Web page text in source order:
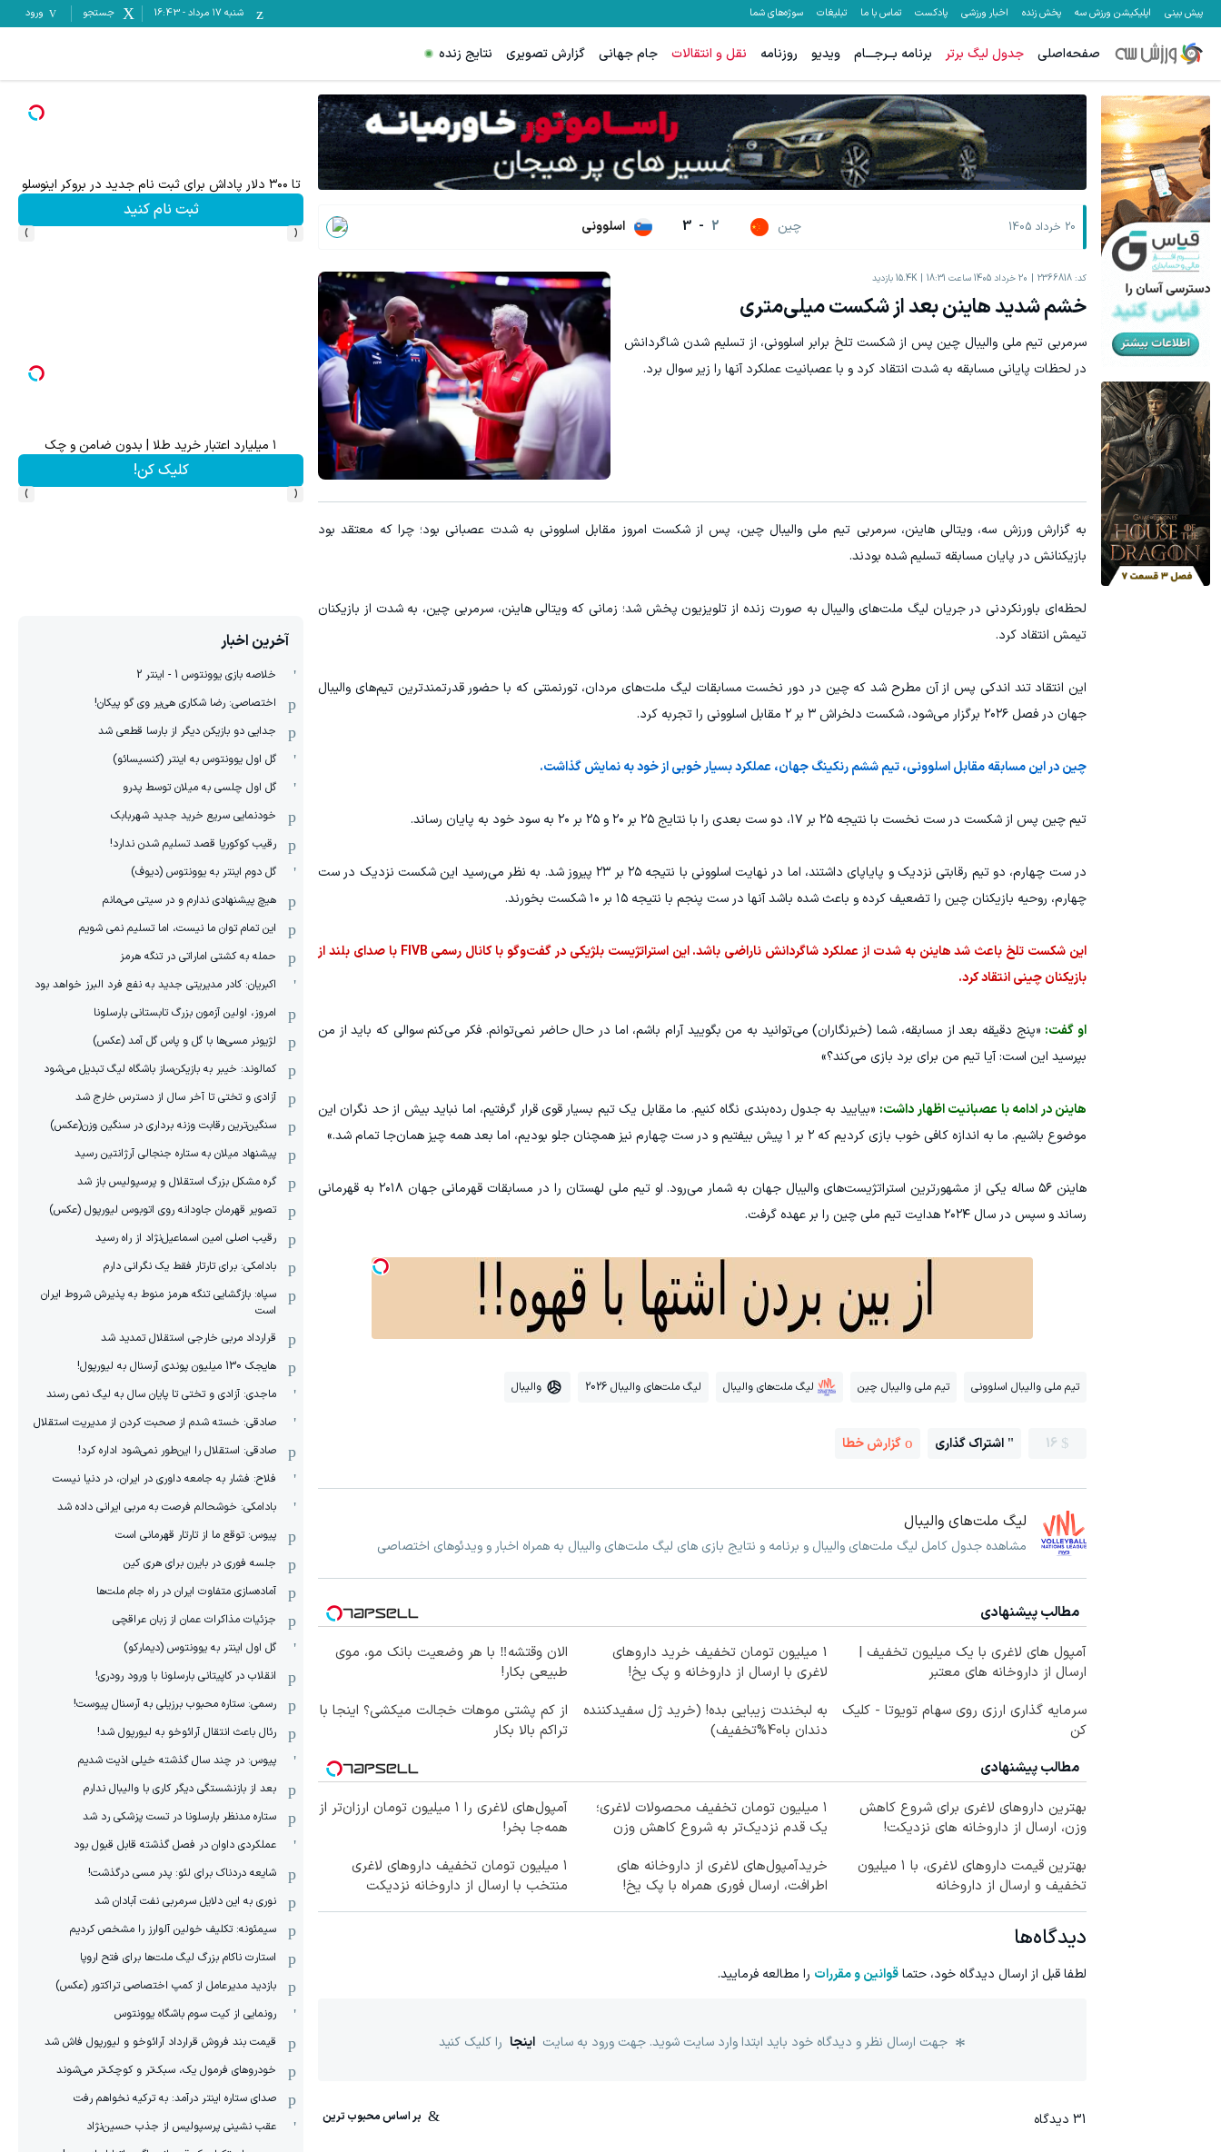
پیش بینی اپلیکیشن ورزش سه پخش زنده اخبار ورزشی پادکست تماس با ما تبلیغات سوژه‌های شما شنبه ۱۷ مرداد -
16:43 جستجو ورود
صفحه‌اصلی جدول لیگ برتر برنامه بــرجـــام ویدیو روزنامه نقل و انتقالات جام جهانی گزارش تصویری نتایج زنده
20 خرداد 1405 چین 2
-
3 اسلوونی
کد: 2366818 20 خرداد 1405 ساعت 18:31 15.4K بازدید
خشم شدید هاینن بعد از شکست میلی‌متری
سرمربی تیم ملی والیبال چین پس از شکست تلخ برابر اسلوونی، از تسلیم شدن شاگردانش
در لحظات پایانی مسابقه به شدت انتقاد کرد و با عصبانیت عملکرد آنها را زیر سوال برد.
به گزارش ورزش سه، ویتالی هاینن، سرمربی تیم ملی والیبال چین، پس از شکست امروز مقابل اسلوونی به شدت عصبانی بود؛ چرا که معتقد بود
بازیکنانش در پایان مسابقه تسلیم شده بودند.
لحظه‌ای باورنکردنی در جریان لیگ ملت‌های والیبال به صورت زنده از تلویزیون پخش شد؛ زمانی که ویتالی هاینن، سرمربی چین، به شدت از بازیکنان
تیمش انتقاد کرد.
این انتقاد تند اندکی پس از آن مطرح شد که چین در دور نخست مسابقات لیگ ملت‌های مردان، تورنمنتی که با حضور قدرتمندترین تیم‌های والیبال
جهان در فصل ۲۰۲۶ برگزار می‌شود، شکست دلخراش ۳ بر ۲ مقابل اسلوونی را تجربه کرد.
چین در این مسابقه مقابل اسلوونی، تیم ششم رنکینگ جهان، عملکرد بسیار خوبی از خود به نمایش گذاشت.
تیم چین پس از شکست در ست نخست با نتیجه ۲۵ بر ۱۷، دو ست بعدی را با نتایج ۲۵ بر ۲۰ و ۲۵ بر ۲۰ به سود خود به پایان رساند.
در ست چهارم، دو تیم رقابتی نزدیک و پایاپای داشتند، اما در نهایت اسلوونی با نتیجه ۲۵ بر ۲۳ پیروز شد. به نظر می‌رسید این شکست نزدیک در ست
چهارم، روحیه بازیکنان چین را تضعیف کرده و باعث شده باشد آنها در ست پنجم با نتیجه ۱۵ بر ۱۰ شکست بخورند.
این شکست تلخ باعث شد هاینن به شدت از عملکرد شاگردانش ناراضی باشد. این استراتژیست بلژیکی در گفت‌وگو با کانال رسمی FIVB با صدای بلند از
بازیکنان چینی انتقاد کرد.
او گفت: «پنج دقیقه بعد از مسابقه، شما (خبرنگاران) می‌توانید به من بگویید آرام باشم، اما در حال حاضر نمی‌توانم. فکر می‌کنم سوالی که باید از من
بپرسید این است: آیا تیم من برای برد بازی می‌کند؟»
هاینن در ادامه با عصبانیت اظهار داشت: «بیایید به جدول رده‌بندی نگاه کنیم. ما مقابل یک تیم بسیار قوی قرار گرفتیم، اما نباید بیش از حد نگران این
موضوع باشیم. ما به اندازه کافی خوب بازی کردیم که ۲ بر ۱ پیش بیفتیم و در ست چهارم نیز همچنان جلو بودیم، اما بعد همه چیز همان‌جا تمام شد.»
هاینن ۵۶ ساله یکی از مشهورترین استراتژیست‌های والیبال جهان به شمار می‌رود. او تیم ملی لهستان را در مسابقات قهرمانی جهان ۲۰۱۸ به قهرمانی
رساند و سپس در سال ۲۰۲۴ هدایت تیم ملی چین را بر عهده گرفت.
تیم ملی والیبال اسلوونی تیم ملی والیبال چین لیگ ملت‌های والیبال لیگ ملت‌های والیبال 2026 والیبال
16 اشتراک گذاری گزارش خطا
لیگ ملت‌های والیبال
مشاهده جدول کامل لیگ ملت‌های والیبال و برنامه و نتایج بازی های لیگ ملت‌های والیبال به همراه اخبار و ویدئوهای اختصاصی
مطالب پیشنهادی
آمپول های لاغری با یک میلیون تخفیف |
ارسال از داروخانه های معتبر
1 میلیون تومان تخفیف خرید داروهای
لاغری با ارسال از داروخانه و پک یخ!
الان وقتشه‼️ با هر وضعیت بانک مو، موی
طبیعی بکار!
سرمایه گذاری ارزی روی سهام تویوتا - کلیک
کن
به لبخندت زیبایی بده! (خرید ژل سفیدکننده
دندان با40%تخفیف)
از کم پشتی موهات خجالت میکشی؟ اینجا با
تراکم بالا بکار
مطالب پیشنهادی
بهترین داروهای لاغری برای شروع کاهش
وزن، ارسال از داروخانه های نزدیکت!
۱ میلیون تومان تخفیف محصولات لاغری؛
یک قدم نزدیک‌تر به شروع کاهش وزن
آمپول‌های لاغری را ۱ میلیون تومان ارزان‌تر از
همه‌جا بخر!
بهترین قیمت داروهای لاغری، با ۱ میلیون
تخفیف و ارسال از داروخانه‌
خریدآمپول‌های لاغری از داروخانه های
اطرافت، ارسال فوری همراه با پک یخ!
۱ میلیون تومان تخفیف داروهای لاغری
منتخب با ارسال از داروخانه نزدیکت
دیدگاه‌ها
لطفا قبل از ارسال دیدگاه خود، حتماقوانین و مقررات را مطالعه فرمایید.
جهت ارسال نظر و دیدگاه خود باید ابتدا وارد سایت شوید. جهت ورود به سایت اینجا را کلیک کنید
31 دیدگاه
میدونستی میتونی از بالا رفتن ارزش سهام گوگل سود کسب کنی؟
۵۰ درصد کش بک در حساب معاملاتی ecn بروکر اینوسلو ترید EURUSD با اسپرد از صفر پیپ تا ۳۰۰ دلار پاداش برای ثبت نام جدید در بروکر اینوسلو
ثبت نام کنید
‹
›
آمپول لاغری اسپارتینا، ا میلیون تومان ارزان‌تر از همه‌جا! میدونستی میتونی از بالا رفتن ارزش سهام گوگل سود کسب کنی؟
ثبت نام کنید
۱ میلیارد اعتبار خرید طلا | بدون ضامن و چک
کلیک کن!
‹
›
آخرین اخبار
خلاصه بازی یوونتوس 1 - اینتر 2
اختصاصی: رضا شکاری هی‌یر وی‌ گو پیکان!
جدایی دو بازیکن دیگر از بارسا قطعی شد
گل اول یوونتوس به اینتر (کنسیسائو)
گل اول چلسی به میلان توسط پدرو
خودنمایی سریع خرید جدید شهربابک
رقیب کوکوریا قصد تسلیم شدن ندارد!
گل دوم اینتر به یوونتوس (دیوف)
هیچ پیشنهادی ندارم و در سیتی می‌مانم
این تمام توان ما نیست، اما تسلیم نمی شویم
حمله به کشتی اماراتی در تنگه هرمز
اکبریان: کادر مدیریتی جدید به نفع فرد البرز خواهد بود
امروز، اولین آزمون بزرگ تابستانی بارسلونا
لژیونر مسی‌ها با گل و پاس گل آمد (عکس)
کمالوند: خیبر به بازیکن‌ساز باشگاه لیگ تبدیل می‌شود
آزادی و تختی تا آخر سال از دسترس خارج شد
سنگین‌ترین رقابت وزنه برداری در سنگین وزن(عکس)
پیشنهاد میلان به ستاره جنجالی آرژانتین رسید
گره مشکل بزرگ استقلال و پرسپولیس باز شد
تصویر قهرمان جاودانه روی اتوبوس لیورپول (عکس)
رقیب اصلی امین اسماعیل‌نژاد از راه رسید
بادامکی: برای تارتار فقط یک نگرانی دارم
سپاه: بازگشایی تنگه هرمز منوط به پذیرش شروط ایران
است
قرارداد مربی خارجی استقلال تمدید شد
هایجک 130 میلیون پوندی آرسنال به لیورپول!
ماجدی: آزادی و تختی تا پایان سال به لیگ نمی رسند
صادقی: خسته شدم از صحبت کردن از مدیریت استقلال
صادقی: استقلال را این‌طور نمی‌شود اداره کرد!
فلاح: فشار به جامعه داوری در ایران، در دنیا نیست
بادامکی: خوشحالم فرصت به مربی ایرانی داده شد
پیوس: توقع ما از تارتار قهرمانی است
جلسه فوری در بایرن برای هری کین
آماده‌سازی متفاوت ایران در راه جام ملت‌ها
جزئیات مذاکرات عمان از زبان عراقچی
گل اول اینتر به یوونتوس (دیمارکو)
انقلاب در کاپیتانی بارسلونا با ورود رودری!
رسمی: ستاره محبوب برزیلی به آرسنال پیوست!
رئال باعث انتقال آرائوخو به لیورپول شد!
پیوس: در چند سال گذشته خیلی اذیت شدیم
بعد از بازنشستگی دیگر کاری با والیبال ندارم
ستاره مدنظر بارسلونا در تست پزشکی رد شد
عملکردی داوان در فصل گذشته قابل قبول بود
شایعه دردناک برای لئو: پدر مسی درگذشت!
نوری به این دلایل سرمربی نفت آبادان شد
سیمئونه: تکلیف خولین آلوارز را مشخص کردیم
استارت ناکام بزرگ لیگ ملت‌ها برای فتح اروپا
بازدید مدیرعامل از کمپ اختصاصی تراکتور (عکس)
رونمایی از کیت سوم باشگاه یوونتوس
قیمت بند فروش قرارداد آرائوخو و لیورپول فاش شد
خودروهای فرمول یک، سبک‌تر و کوچک‌تر می‌شوند
صدای ستاره اینتر درآمد: به ترکیه نخواهم رفت
عقب نشینی پرسپولیس از جذب حسین‌نژاد